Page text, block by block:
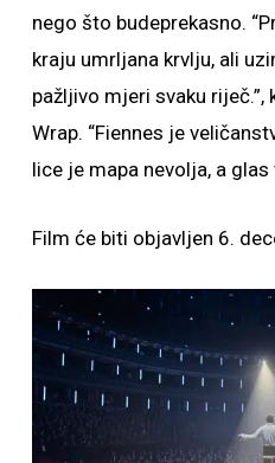
nego što budeprekasno.
kraju umrljana krvlju, ali
pažljivo mjeri svaku riječ.”,
Wrap. “Fiennes je
lice je mapa nevolja, a
Film će biti objavljen 6.